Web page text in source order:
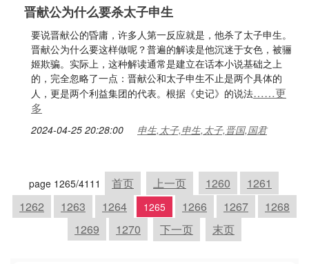
晋献公为什么要杀太子申生
要说晋献公的昏庸，许多人第一反应就是，他杀了太子申生。
晋献公为什么要这样做呢？普遍的解读是他沉迷于女色，被骊
姬欺骗。实际上，这种解读通常是建立在话本小说基础之上
的，完全忽略了一点：晋献公和太子申生不止是两个具体的
人，更是两个利益集团的代表。根据《史记》的说法……更
多
2024-04-25 20:28:00 申生,太子,申生,太子,晋国,国君
page 1265/4111 首页 上一页 1260
1261
1262
1263 1264 1265 1266 1267
1268
1269
1270 下一页 末页